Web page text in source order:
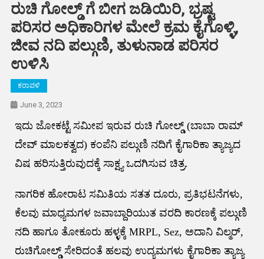
ರುಚಿ ಗೋಲ್ಡ್ ಗೆ ಬೀಗ ಜಡಿಯಿರಿ, ಭ್ರಷ್ಟ
ಪರಿಸರ ಅಧಿಕಾರಿಗಳ ಮೇಲೆ ಕ್ರಮ ಕೈಗೊಳ್ಳಿ,
ಜೀವ ನದಿ ಪಲ್ಗುಣಿ, ತುಳುನಾಡ ಪರಿಸರ
ಉಳಿಸಿ
ಕರಾವಳಿ
June 3, 2023
ಇದು ಜೋಕಟ್ಟೆ ಸಮೀಪ ಇರುವ ರುಚಿ ಗೋಲ್ಡ್ (ಬಾಬಾ ರಾಮ್
ದೇವ್ ಮಾಲಕತ್ವದ) ಕಂಪೆನಿ ಪಲ್ಗುಣಿ ನದಿಗೆ ಕೈಗಾರಿಕಾ ತ್ಯಾಜ್ಯದ
ವಿಷ ಹರಿಸುತ್ತಿರುವುದಕ್ಕೆ ಸಾಕ್ಷ್ಯ ಒದಗಿಸುವ ಚಿತ್ರ.
ನಾಗರಿಕ ಹೋರಾಟ ಸಮಿತಿಯ ಸತತ ದೂರು, ಪ್ರತಿಭಟನೆಗಳು,
ಕೆಲವು ಮಾಧ್ಯಮಗಳ ಜವಾಬ್ದಾರಿಯುತ ವರದಿ ಕಾರಣಕ್ಕೆ ಪಲ್ಗುಣಿ
ನದಿ ಹಾಗೂ ತೋಕೂರು ಹಳ್ಳಕ್ಕೆ MRPL, Sez, ಅದಾನಿ ವಿಲ್ಮರ್,
ರುಚಿಗೋಲ್ಡ್ ಸೇರಿದಂತೆ ಹಲವು ಉದ್ಯಮಗಳು ಕೈಗಾರಿಕಾ ತ್ಯಾಜ್ಯ